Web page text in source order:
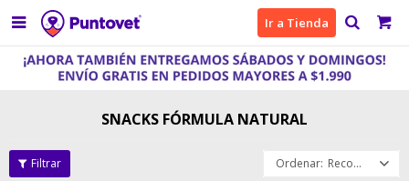
 Ir a Tienda
SNACKS FÓRMULA NATURAL
Recomendados